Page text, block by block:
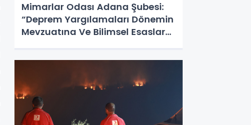
Mimarlar Odası Adana Şubesi:
“Deprem Yargılamaları Dönemin
Mevzuatına Ve Bilimsel Esaslara